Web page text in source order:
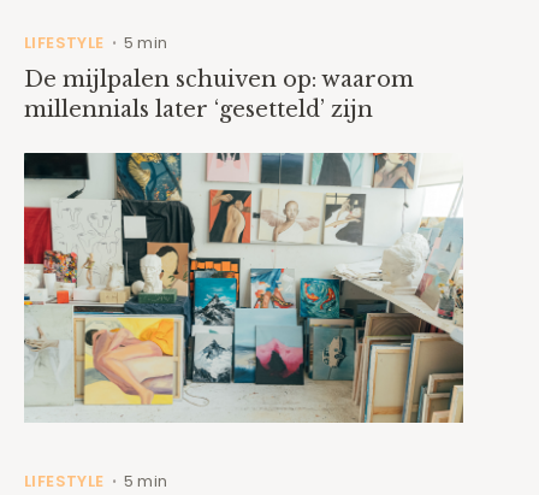
LIFESTYLE • 5 min
De mijlpalen schuiven op: waarom
millennials later ‘gesetteld’ zijn
LIFESTYLE • 5 min